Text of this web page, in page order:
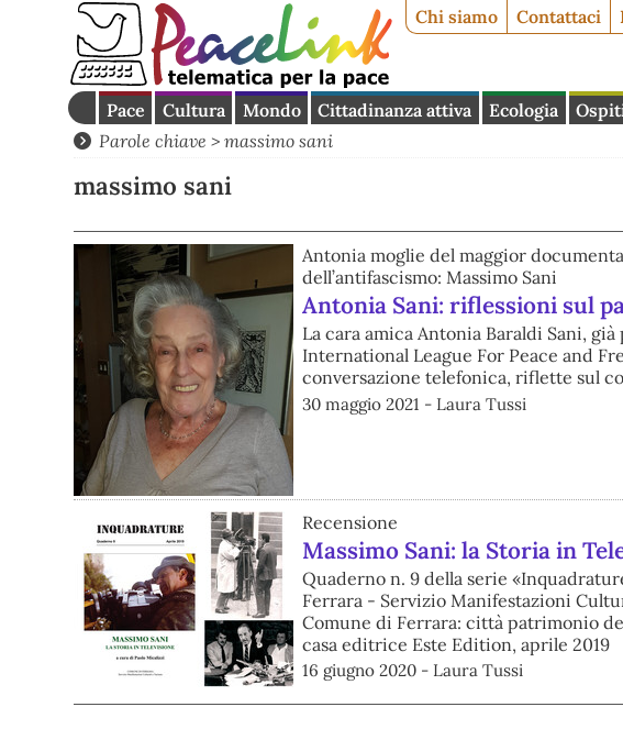
Chi siamo Contattaci
Pace Cultura Mondo Cittadinanza attiva Ecologia
Parole chiave > massimo sani
massimo sani
Antonia moglie del maggior
dell’antifascismo: Massimo Sani
Antonia Sani: riflessioni sul
La cara amica Antonia Baraldi Sani,
International League For Peace and
conversazione telefonica, riflette sul
30 maggio 2021 - Laura Tussi
Recensione
Massimo Sani: la Storia in
Quaderno n. 9 della serie
Ferrara - Servizio Manifestazioni
Comune di Ferrara: città patrimonio
casa editrice Este Edition, aprile 2019
16 giugno 2020 - Laura Tussi